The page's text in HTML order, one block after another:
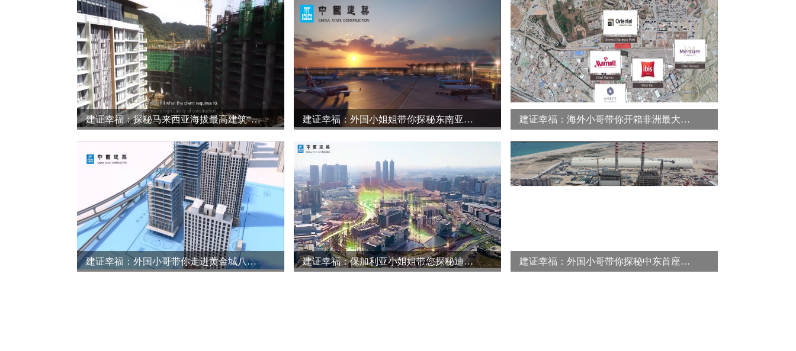
建证幸福：探秘马来西亚海拔最高建筑“云顶玖霄明轩酒店公寓” 建证幸福：外国小姐姐带你探秘东南亚最大国际机场 建证幸福：海外小哥带你开箱非洲最大综合运动场馆
建证幸福：外国小哥带你走进黄金城八局5G智慧工地探秘“黑科技” 建证幸福：保加利亚小姐姐带您探秘迪拜数字产业园项目 建证幸福：外国小哥带你探秘中东首座清洁燃煤电厂